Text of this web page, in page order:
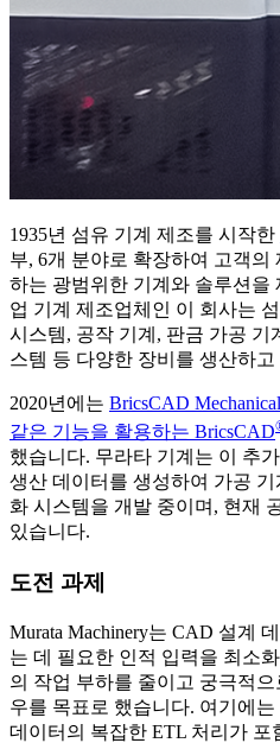
1935년 섬유 기계 제조를 시작한
부, 6개 분야로 확장하여 고객의
하는 광범위한 기계와 솔루션을
업 기계 제조업체인 이 회사는
시스템, 공작 기계, 판금 가공 기
스템 등 다양한 장비를 생산하고
2020년에는 BricsCAD
같은 기능을 활용하는 BricsCAD
했습니다. 무라타 기계는 이 추
생산 데이터를 생성하여 가공
화 시스템을 개발 중이며, 현재
있습니다.
도전 과제
Murata Machinery는 CAD 설계
는 데 필요한 인적 입력을 최소
의 작업 부하를 줄이고 궁극적
우를 목표로 했습니다. 여기에
데이터의 복잡한 ETL 처리가 포